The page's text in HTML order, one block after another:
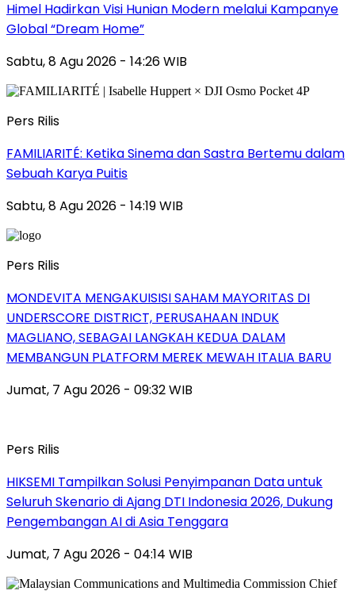
Himel Hadirkan Visi Hunian Modern melalui Kampanye
Global “Dream Home”
Sabtu, 8 Agu 2026 - 14:26 WIB
Pers Rilis
FAMILIARITÉ: Ketika Sinema dan Sastra Bertemu dalam
Sebuah Karya Puitis
Sabtu, 8 Agu 2026 - 14:19 WIB
Pers Rilis
MONDEVITA MENGAKUISISI SAHAM MAYORITAS DI
UNDERSCORE DISTRICT, PERUSAHAAN INDUK
MAGLIANO, SEBAGAI LANGKAH KEDUA DALAM
MEMBANGUN PLATFORM MEREK MEWAH ITALIA BARU
Jumat, 7 Agu 2026 - 09:32 WIB
Pers Rilis
HIKSEMI Tampilkan Solusi Penyimpanan Data untuk
Seluruh Skenario di Ajang DTI Indonesia 2026, Dukung
Pengembangan AI di Asia Tenggara
Jumat, 7 Agu 2026 - 04:14 WIB